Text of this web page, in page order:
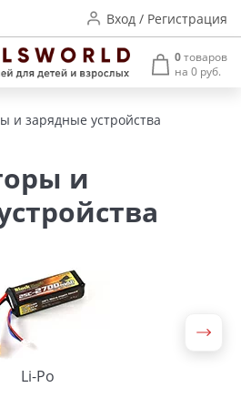
Вход / Регистрация
0товаров
на 0 руб.
модели
зарядные
макеты
и зарядные устройства
и
Li-Po